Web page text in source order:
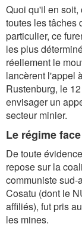
Quoi qu'il en soit,
toutes les tâches
particulier, ce
les plus
réellement le
lancèrent l'appel
Rustenburg, le
envisager un
secteur minier.
Le régime
De toute
repose sur la
communiste
Cosatu (dont le
affiliés), fut pris
les mines.